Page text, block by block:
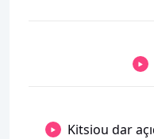
Kitsiou dar